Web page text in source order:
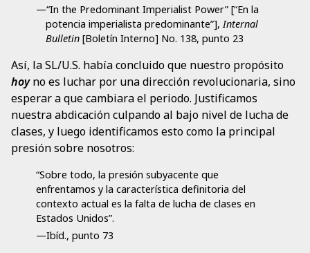
—“In the Predominant Imperialist Power” [“En la
potencia imperialista predominante”],Internal
Bulletin [Boletín Interno] No. 138, punto 23
Así, la SL/U.S. había concluido que nuestro propósito
hoyno es luchar por una dirección revolucionaria, sino
esperar a que cambiara el periodo. Justificamos
nuestra abdicación culpando al bajo nivel de lucha de
clases, y luego identificamos esto como la principal
presión sobre nosotros:
“Sobre todo, la presión subyacente que
enfrentamos y la característica definitoria del
contexto actual es la falta de lucha de clases en
Estados Unidos”.
—Ibíd., punto 73